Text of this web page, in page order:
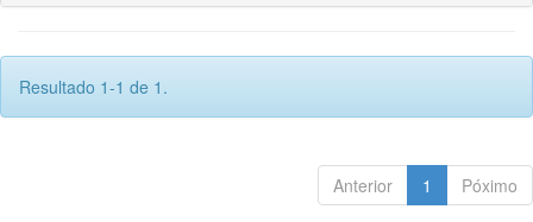
Resultado 1-1 de 1.
Anterior 1 Póximo